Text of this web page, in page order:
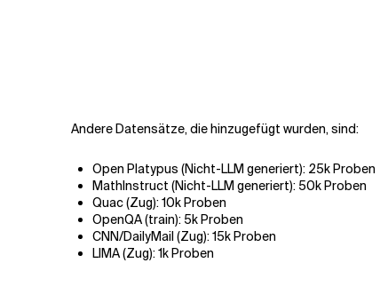
Andere Datensätze, die hinzugefügt wurden, sind:
Open Platypus (Nicht-LLM generiert): 25k Proben
MathInstruct (Nicht-LLM generiert): 50k Proben
Quac (Zug): 10k Proben
OpenQA (train): 5k Proben
CNN/DailyMail (Zug): 15k Proben
LIMA (Zug): 1k Proben